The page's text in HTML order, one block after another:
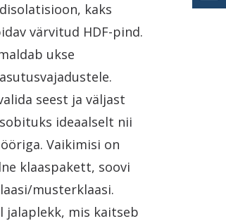
kaks
värvitud HDF-pind.
ukse
seest ja väljast
ideaalselt nii
Vaikimisi on
klaaspakett, soovi
musterklaasi.
jalaplekk, mis kaitseb